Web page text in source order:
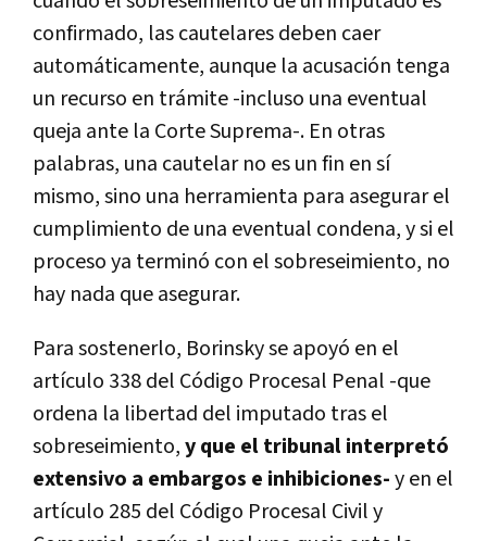
confirmado, las cautelares deben caer
automáticamente, aunque la acusación tenga
un recurso en trámite -incluso una eventual
queja ante la Corte Suprema-. En otras
palabras, una cautelar no es un fin en sí
mismo, sino una herramienta para asegurar el
cumplimiento de una eventual condena, y si el
proceso ya terminó con el sobreseimiento, no
hay nada que asegurar.
Para sostenerlo, Borinsky se apoyó en el
artículo 338 del Código Procesal Penal -que
ordena la libertad del imputado tras el
sobreseimiento,y que el tribunal interpretó
extensivo a embargos e inhibiciones-y en el
artículo 285 del Código Procesal Civil y